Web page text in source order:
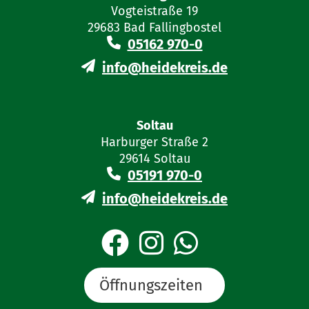
schriftliche Vollmacht
oder Betreuerausweis
Personen, die nicht selbst
schriftliche Vollmacht
und Ausweisdokumente
der anzumeldenden
Person
Wohnsitz Anmeldung
Wohnungsgeberbestätigung
Vogteistraße 19
29683 Bad Fallingbostel
05162 970-0
info@heidekreis.de
Soltau
Harburger Straße 2
29614 Soltau
05191 970-0
info@heidekreis.de
Öffnungszeiten